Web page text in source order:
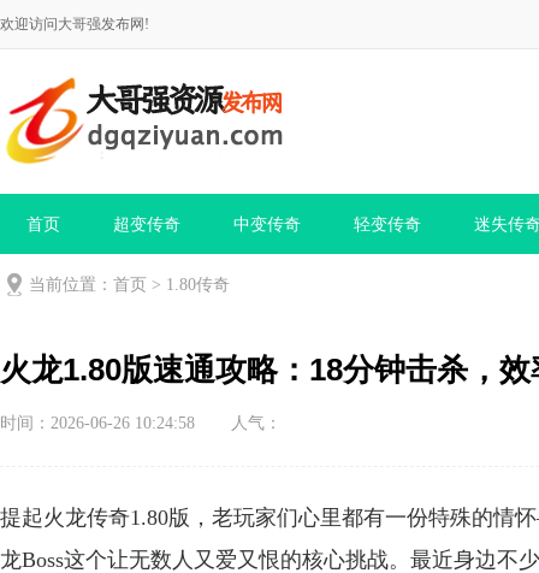
欢迎访问大哥强发布网!
首页 超变传奇 中变传奇 轻变传奇 迷失传
当前位置： 首页 > 1.80传奇
火龙1.80版速通攻略：18分钟击杀，
时间：2026-06-26 10:24:58 人气：
提起火龙传奇1.80版，老玩家们心里都有一份特殊的
龙Boss这个让无数人又爱又恨的核心挑战。最近身边不